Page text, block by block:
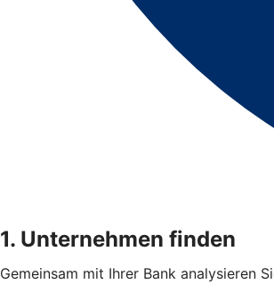
1. Unternehmen finden
Gemeinsam mit Ihrer Bank analysieren